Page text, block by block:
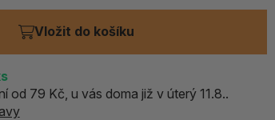
Vložit do košíku
od 79 Kč, u vás doma již v úterý 11.8..